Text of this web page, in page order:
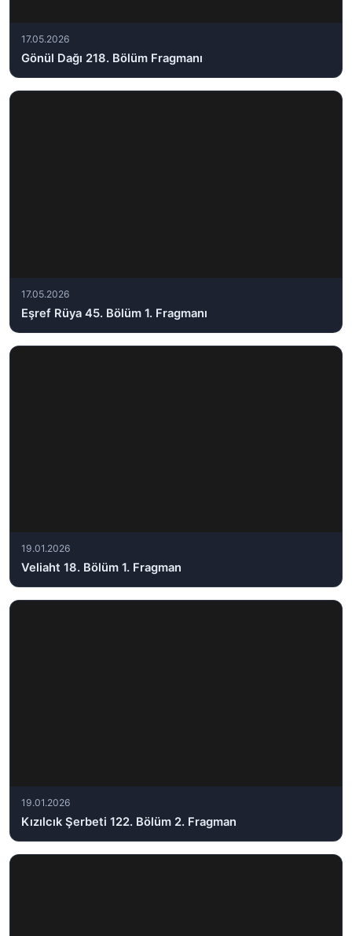
17.05.2026
Gönül Dağı 218. Bölüm Fragmanı
17.05.2026
Eşref Rüya 45. Bölüm 1. Fragmanı
19.01.2026
Veliaht 18. Bölüm 1. Fragman
19.01.2026
Kızılcık Şerbeti 122. Bölüm 2. Fragman